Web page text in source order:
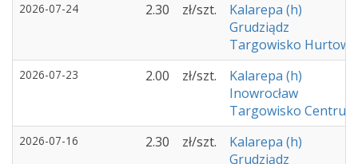
2026-07-24 2.30 zł/szt.
Kalarepa (h)
Grudziądz
Targowisko
2026-07-23 2.00 zł/szt.
Kalarepa (h)
Inowrocław
Targowisko
2026-07-16 2.30 zł/szt.
Kalarepa (h)
Grudziądz